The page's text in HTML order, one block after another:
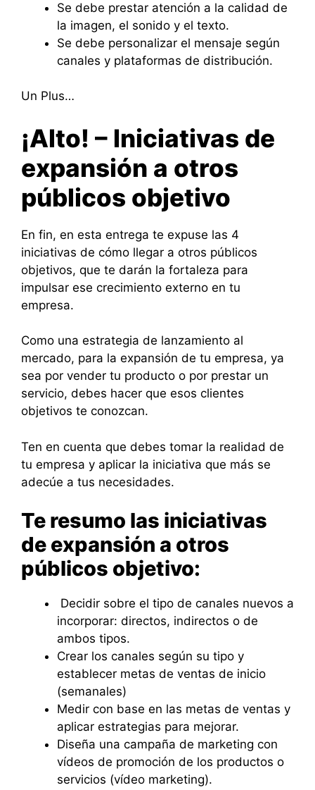
Se debe prestar atención a la calidad de
la imagen, el sonido y el texto.
Se debe personalizar el mensaje según
canales y plataformas de distribución.
Un Plus…
¡Alto! – Iniciativas de
expansión a otros
públicos objetivo
En fin, en esta entrega te expuse las 4
iniciativas de cómo llegar a otros públicos
objetivos, que te darán la fortaleza para
impulsar ese crecimiento externo en tu
empresa.
Como una estrategia de lanzamiento al
mercado, para la expansión de tu empresa, ya
sea por vender tu producto o por prestar un
servicio, debes hacer que esos clientes
objetivos te conozcan.
Ten en cuenta que debes tomar la realidad de
tu empresa y aplicar la iniciativa que más se
adecúe a tus necesidades.
Te resumo las iniciativas
de expansión a otros
públicos objetivo:
Decidir sobre el tipo de canales nuevos a
incorporar: directos, indirectos o de
ambos tipos.
Crear los canales según su tipo y
establecer metas de ventas de inicio
(semanales)
Medir con base en las metas de ventas y
aplicar estrategias para mejorar.
Diseña una campaña de marketing con
vídeos de promoción de los productos o
servicios (vídeo marketing).